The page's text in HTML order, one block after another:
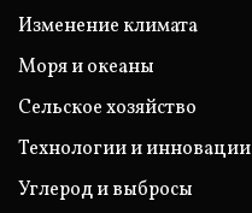
Изменение климата
Моря и океаны
Сельское хозяйство
Технологии и инновации
Углерод и выбросы